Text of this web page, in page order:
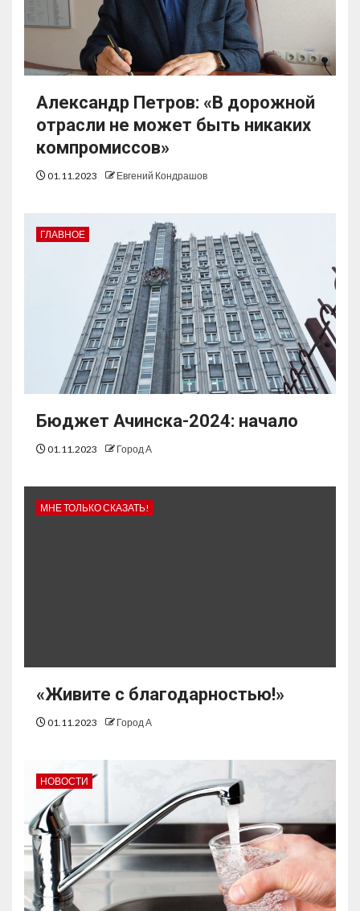
Александр Петров: «В дорожной
отрасли не может быть никаких
компромиссов»
01.11.2023 Евгений Кондрашов
ГЛАВНОЕ
Бюджет Ачинска-2024: начало
01.11.2023 Город А
МНЕ ТОЛЬКО СКАЗАТЬ!
«Живите с благодарностью!»
01.11.2023 Город А
НОВОСТИ